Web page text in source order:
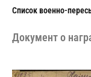
Cписок военно-
Документ о